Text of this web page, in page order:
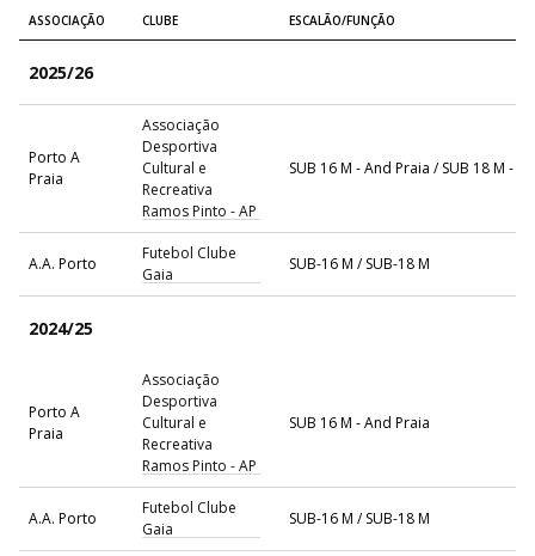
ASSOCIAÇÃO CLUBE ESCALÃO/FUNÇÃO
2025/26
Porto A
Praia
Associação
Desportiva
Cultural e
Recreativa
Ramos Pinto - AP
SUB 16 M - And Praia / SUB 18 M -
A.A. Porto
Futebol Clube
Gaia
SUB-16 M / SUB-18 M
2024/25
Porto A
Praia
Associação
Desportiva
Cultural e
Recreativa
Ramos Pinto - AP
SUB 16 M - And Praia
A.A. Porto
Futebol Clube
Gaia
SUB-16 M / SUB-18 M